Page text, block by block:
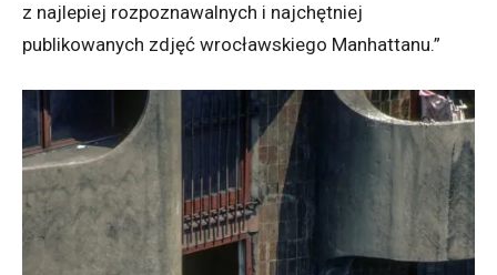
z najlepiej rozpoznawalnych i najchętniej
publikowanych zdjęć wrocławskiego Manhattanu.”